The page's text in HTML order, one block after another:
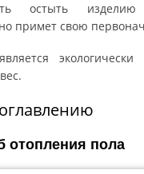
остыть
примет свою
отопления пола